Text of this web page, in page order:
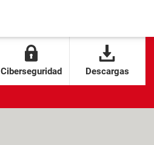
Ciberseguridad Descargas